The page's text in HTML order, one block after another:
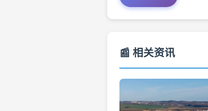
📰 相关资讯